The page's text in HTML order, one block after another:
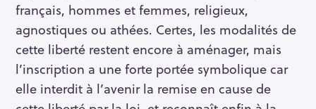
français, hommes et femmes, religieux,
agnostiques ou athées. Certes, les modalités de
cette liberté restent encore à aménager, mais
l’inscription a une forte portée symbolique car
elle interdit à l’avenir la remise en cause de